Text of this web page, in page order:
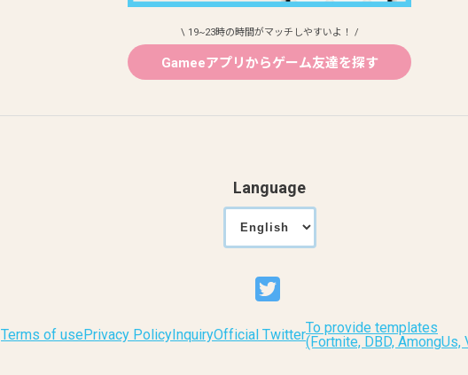
\ 19~23時の時間がマッチしやすいよ！ /
Gameeアプリからゲーム友達を探す
Language
Terms of usePrivacy Policy InquiryOfficial TwitterTo provide templates
(Fortnite, DBD, AmongUs,